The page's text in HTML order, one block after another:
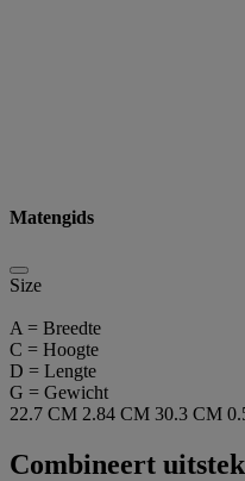
Matengids
Size
A = Breedte
C = Hoogte
D = Lengte
G = Gewicht
22.7 CM 2.84 CM 30.3 CM
Combineert